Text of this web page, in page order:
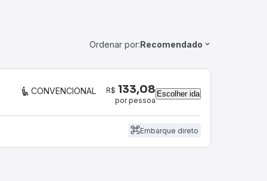
Ordenar por:Recomendado
CONVENCIONAL R$ 133,08
por pessoa
Escolher ida
Embarque direto